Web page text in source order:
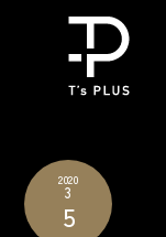
content
2020
3
5